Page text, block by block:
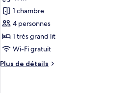
view)
pour
ce
type
de
chambre :
Chambre
1 chambre
4 personnes
1 très grand lit
Wi-Fi gratuit
Plus de détails
Plus